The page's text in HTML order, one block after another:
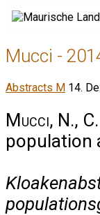
Mucci -
Abstracts M 14.
Mucci, N.,
population